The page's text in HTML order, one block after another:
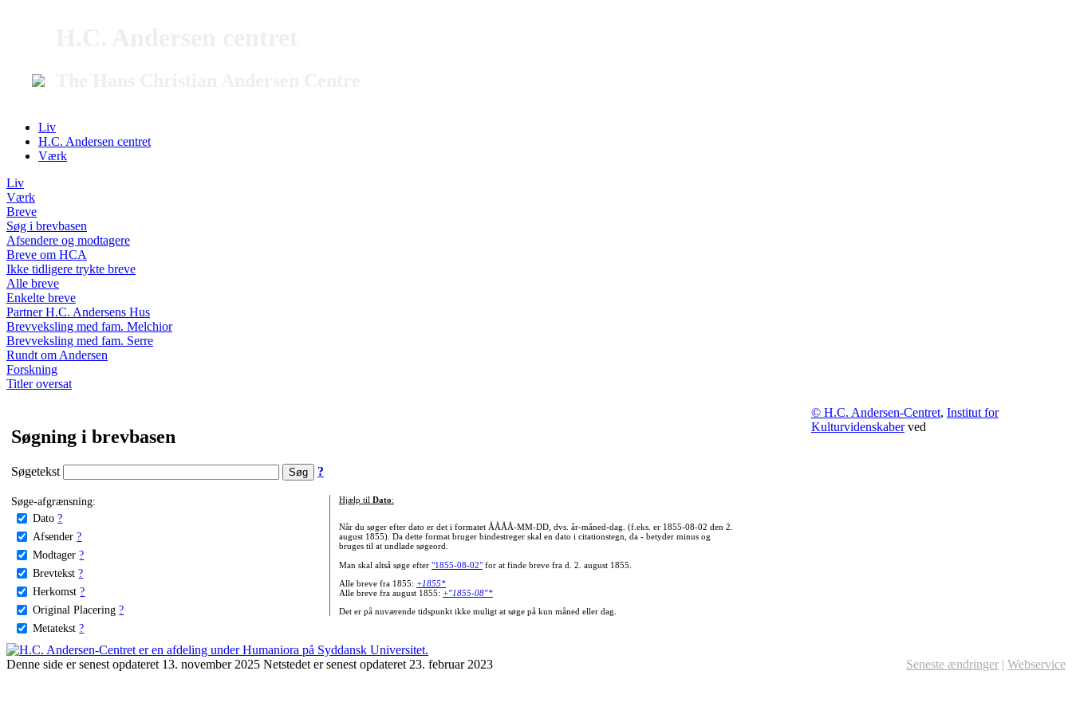
Liv
H.C. Andersen centret
Værk
Liv
Værk
Breve
Søg i brevbasen
Afsendere og modtagere
Breve om HCA
Ikke tidligere trykte breve
Alle breve
Enkelte breve
Partner H.C. Andersens Hus
Brevveksling med fam. Melchior
Brevveksling med fam. Serre
Rundt om Andersen
Forskning
Titler oversat
Søgning i brevbasen
Søgetekst ?
Søge-afgrænsning:
Dato ?
Afsender ?
Modtager ?
Brevtekst ?
Herkomst ?
Original Placering ?
Metatekst ?
Hjælp til Dato:
Når du søger efter dato er det i formatet ÅÅÅÅ-MM-DD, dvs. år-måned-dag. (f.eks. er 1855-08-02 den 2.
august 1855). Da dette format bruger bindestreger skal en dato i citationstegn, da - betyder minus og
bruges til at undlade søgeord.
Man skal altså søge efter "1855-08-02"for at finde breve fra d. 2. august 1855.
Alle breve fra 1855: +1855*
Alle breve fra august 1855: +"1855-08"*
Det er på nuværende tidspunkt ikke muligt at søge på kun måned eller dag.
© H.C. Andersen-Centret, Institut for
Kulturvidenskaberved
Denne side er senest opdateret 13. november 2025 Netstedet er senest opdateret 23. februar 2023 Seneste ændringer | Webservice